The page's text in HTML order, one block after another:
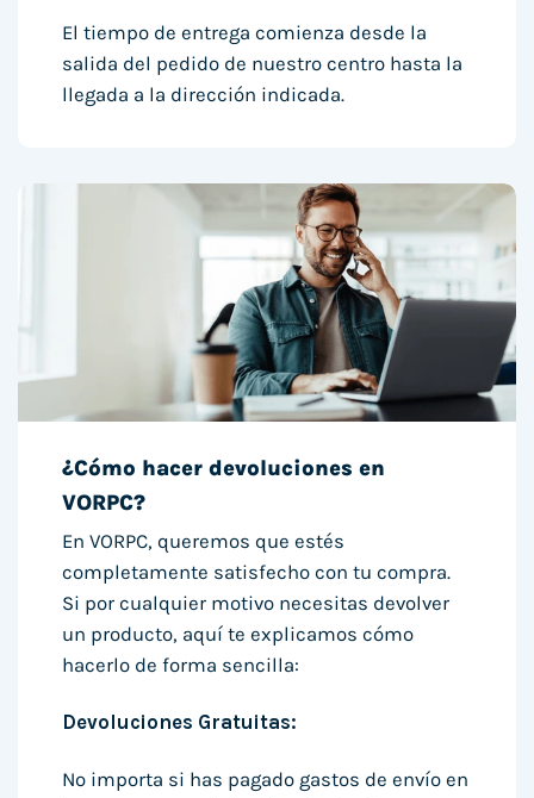
El tiempo de entrega comienza desde la
salida del pedido de nuestro centro hasta la
llegada a la dirección indicada.
¿Cómo hacer devoluciones en
VORPC?
En VORPC, queremos que estés
completamente satisfecho con tu compra.
Si por cualquier motivo necesitas devolver
un producto, aquí te explicamos cómo
hacerlo de forma sencilla:
Devoluciones Gratuitas:
No importa si has pagado gastos de envío en